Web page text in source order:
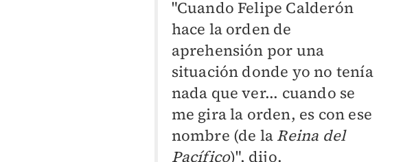
"Cuando Felipe Calderón
hace la orden de
aprehensión por una
situación donde yo no tenía
nada que ver... cuando se
me gira la orden, es con ese
nombre (de la Reina del
Pacífico)", dijo.